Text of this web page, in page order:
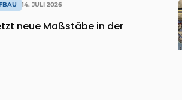
14. JULI 2026
neue Maßstäbe in der